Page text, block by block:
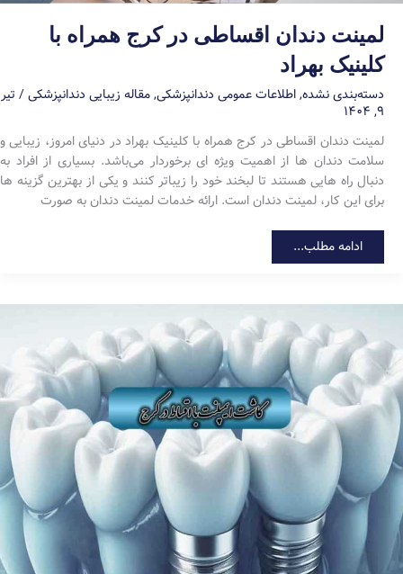
لمینت دندان اقساطی در کرج همراه با
کلینیک بهراد
دسته‌بندی نشده,اطلاعات عمومی دندانپزشکی,مقاله زیبایی دندانپزشکی/ تیر
۹, ۱۴۰۴
لمینت دندان اقساطی در کرج همراه با کلینیک بهراد در دنیای امروز، زیبایی و
سلامت دندان ها از اهمیت ویژه ای برخوردار می‌باشد. بسیاری از افراد به
دنبال راه هایی هستند تا لبخند خود را زیباتر کنند و یکی از بهترین گزینه ها
برای این کار، لمینت دندان است. ارائه خدمات لمینت دندان به صورت
لمینت
اقساطی
همراه
کلینیک
بهراد
ادامه مطلب...